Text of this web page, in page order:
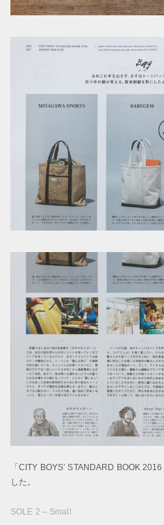
「CITY BOYS’ STANDARD BOOK
した。
SOLE 2 – Small